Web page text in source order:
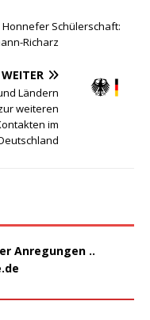
Honnefer Schülerschaft:
Richarz
WEITER
Ländern
weiteren
im
Anregungen ..